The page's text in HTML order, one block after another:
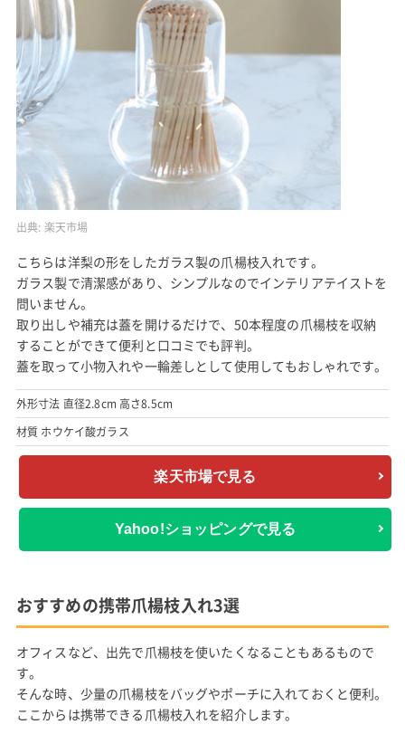
出典: 楽天市場
こちらは洋梨の形をしたガラス製の爪楊枝入れです。
ガラス製で清潔感があり、シンプルなのでインテリアテイストを
問いません。
取り出しや補充は蓋を開けるだけで、50本程度の爪楊枝を収納
することができて便利と口コミでも評判。
蓋を取って小物入れや一輪差しとして使用してもおしゃれです。
外形寸法 直径2.8cm 高さ8.5cm
材質 ホウケイ酸ガラス
楽天市場で見る
Yahoo!ショッピングで見る
おすすめの携帯爪楊枝入れ3選
オフィスなど、出先で爪楊枝を使いたくなることもあるもので
す。
そんな時、少量の爪楊枝をバッグやポーチに入れておくと便利。
ここからは携帯できる爪楊枝入れを紹介します。